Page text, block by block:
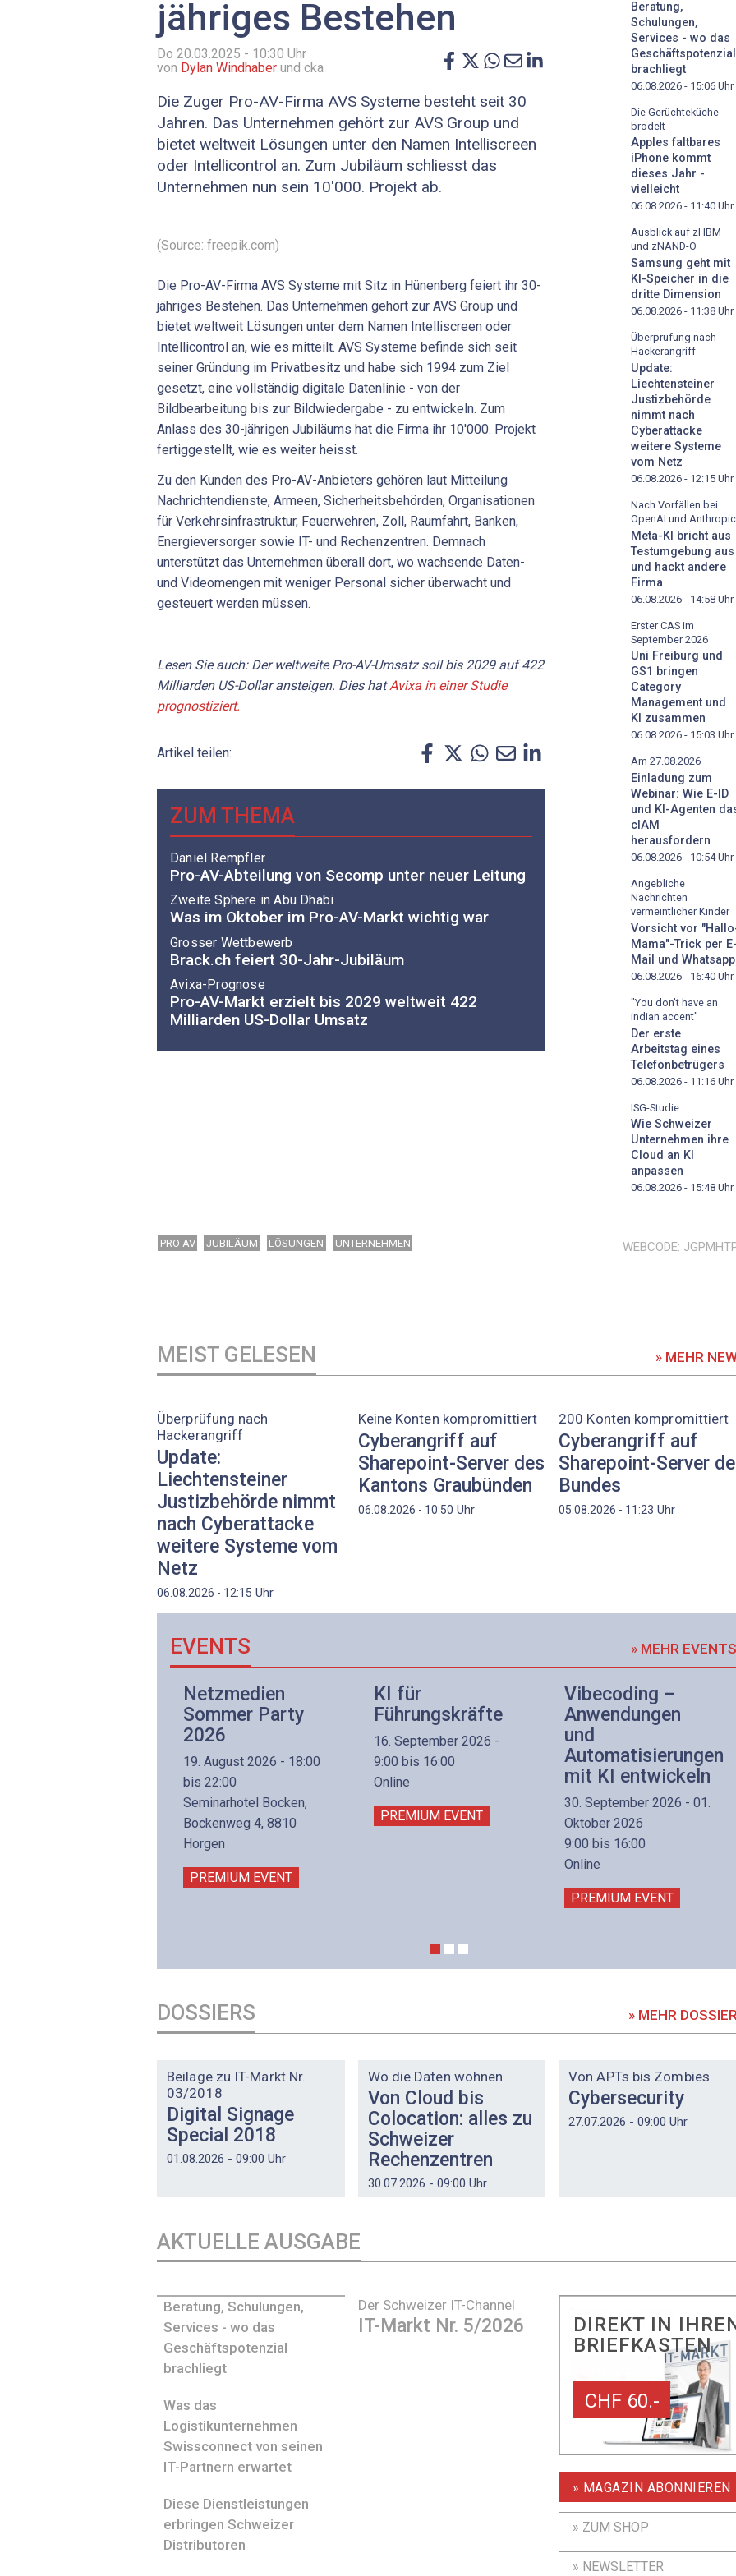
jähriges Bestehen
Do 20.03.2025 - 10:30 Uhr
von Dylan Windhaber und cka
Die Zuger Pro-AV-Firma AVS Systeme besteht seit 30
Jahren. Das Unternehmen gehört zur AVS Group und
bietet weltweit Lösungen unter den Namen Intelliscreen
oder Intellicontrol an. Zum Jubiläum schliesst das
Unternehmen nun sein 10'000. Projekt ab.
(Source: freepik.com)
Die Pro-AV-Firma AVS Systeme mit Sitz in Hünenberg feiert ihr 30-
jähriges Bestehen. Das Unternehmen gehört zur AVS Group und
bietet weltweit Lösungen unter dem Namen Intelliscreen oder
Intellicontrol an, wie es mitteilt. AVS Systeme befinde sich seit
seiner Gründung im Privatbesitz und habe sich 1994 zum Ziel
gesetzt, eine vollständig digitale Datenlinie - von der
Bildbearbeitung bis zur Bildwiedergabe - zu entwickeln. Zum
Anlass des 30-jährigen Jubiläums hat die Firma ihr 10'000. Projekt
fertiggestellt, wie es weiter heisst.
Zu den Kunden des Pro-AV-Anbieters gehören laut Mitteilung
Nachrichtendienste, Armeen, Sicherheitsbehörden, Organisationen
für Verkehrsinfrastruktur, Feuerwehren, Zoll, Raumfahrt, Banken,
Energieversorger sowie IT- und Rechenzentren. Demnach
unterstützt das Unternehmen überall dort, wo wachsende Daten-
und Videomengen mit weniger Personal sicher überwacht und
gesteuert werden müssen.
Lesen Sie auch: Der weltweite Pro-AV-Umsatz soll bis 2029 auf 422
Milliarden US-Dollar ansteigen. Dies hatAvixa in einer Studie
prognostiziert.
Artikel teilen:
ZUM THEMA
Daniel Rempfler
Pro-AV-Abteilung von Secomp unter neuer Leitung
Zweite Sphere in Abu Dhabi
Was im Oktober im Pro-AV-Markt wichtig war
Grosser Wettbewerb
Brack.ch feiert 30-Jahr-Jubiläum
Avixa-Prognose
Pro-AV-Markt erzielt bis 2029 weltweit 422
Milliarden US-Dollar Umsatz
Beratung,
Schulungen,
Services - wo das
Geschäftspotenzial
brachliegt
06.08.2026 - 15:06 Uhr
Die Gerüchteküche
brodelt
Apples faltbares
iPhone kommt
dieses Jahr -
vielleicht
06.08.2026 - 11:40 Uhr
Ausblick auf zHBM
und zNAND-O
Samsung geht mit
KI-Speicher in die
dritte Dimension
06.08.2026 - 11:38 Uhr
Überprüfung nach
Hackerangriff
Update:
Liechtensteiner
Justizbehörde
nimmt nach
Cyberattacke
weitere Systeme
vom Netz
06.08.2026 - 12:15 Uhr
Nach Vorfällen bei
OpenAI und Anthropic
Meta-KI bricht aus
Testumgebung aus
und hackt andere
Firma
06.08.2026 - 14:58 Uhr
Erster CAS im
September 2026
Uni Freiburg und
GS1 bringen
Category
Management und
KI zusammen
06.08.2026 - 15:03 Uhr
Am 27.08.2026
Einladung zum
Webinar: Wie E-ID
und KI-Agenten
cIAM
herausfordern
06.08.2026 - 10:54Uhr
Angebliche
Nachrichten
vermeintlicher Kinder
Vorsicht vor
Mama"-Trick per E-
Mail und Whatsapp
06.08.2026 - 16:40 Uhr
"You don't have an
indian accent"
Der erste
Arbeitstag eines
Telefonbetrügers
06.08.2026 - 11:16 Uhr
ISG-Studie
Wie Schweizer
Unternehmen ihre
Cloud an KI
anpassen
06.08.2026 - 15:48 Uhr
PRO AV JUBILÄUM LÖSUNGEN UNTERNEHMEN WEBCODE
MEIST GELESEN » MEHR
Überprüfung nach
Hackerangriff
Update:
Liechtensteiner
Justizbehörde nimmt
nach Cyberattacke
weitere Systeme vom
Netz
06.08.2026 - 12:15 Uhr
Keine Konten kompromittiert
Cyberangriff auf
Sharepoint-Server des
Kantons Graubünden
06.08.2026 - 10:50 Uhr
200 Konten kompromittiert
Cyberangriff auf
Sharepoint-Server
Bundes
05.08.2026 - 11:23 Uhr
EVENTS » MEHR EVENTS
Netzmedien
Sommer Party
2026
19. August 2026 - 18:00
bis 22:00
Seminarhotel Bocken,
Bockenweg 4, 8810
Horgen
PREMIUM EVENT
KI für
Führungskräfte
16. September 2026 -
9:00 bis 16:00
Online
PREMIUM EVENT
Vibecoding –
Anwendungen
und
Automatisierungen
mit KI entwickeln
30. September 2026 - 01.
Oktober 2026
9:00 bis 16:00
Online
PREMIUM EVENT
DOSSIERS » MEHR
Beilage zu IT-Markt Nr.
03/2018
Digital Signage
Special 2018
01.08.2026 - 09:00 Uhr
Wo die Daten wohnen
Von Cloud bis
Colocation: alles zu
Schweizer
Rechenzentren
30.07.2026 - 09:00 Uhr
Von APTs bis Zombies
Cybersecurity
27.07.2026 - 09:00 Uhr
AKTUELLE AUSGABE
Der Schweizer IT-Channel
IT-Markt Nr. 5/2026
Beratung, Schulungen,
Services - wo das
Geschäftspotenzial
brachliegt
Was das
Logistikunternehmen
Swissconnect von seinen
IT-Partnern erwartet
Diese Dienstleistungen
erbringen Schweizer
Distributoren
DIREKT IN
BRIEFKASTEN
CHF 60.-
» MAGAZIN ABONNIEREN
» ZUM SHOP
» NEWSLETTER